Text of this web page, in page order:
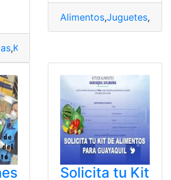
,Kits
Alimentos,Juguetes,
Solicita tu Kit